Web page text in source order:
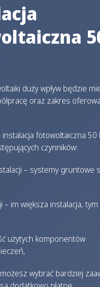
duży wpływ będzie
oraz zakres
fotowoltaiczna 50
czynników:
– systemy gruntowe
– im większa instalacja,
użytych komponentów
wybrać bardziej